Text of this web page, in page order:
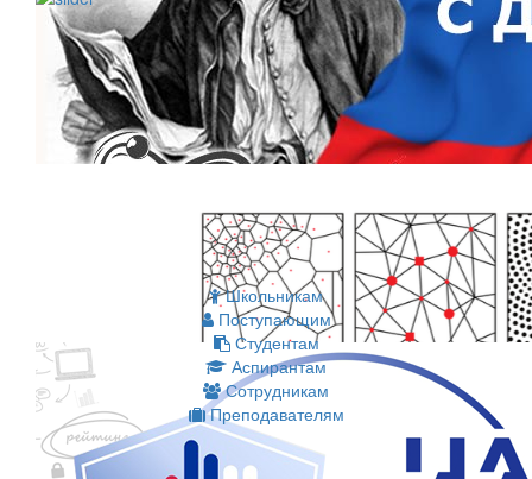
Школьникам
Поступающим
Студентам
Аспирантам
Сотрудникам
Преподавателям